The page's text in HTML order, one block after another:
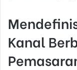
Kanal